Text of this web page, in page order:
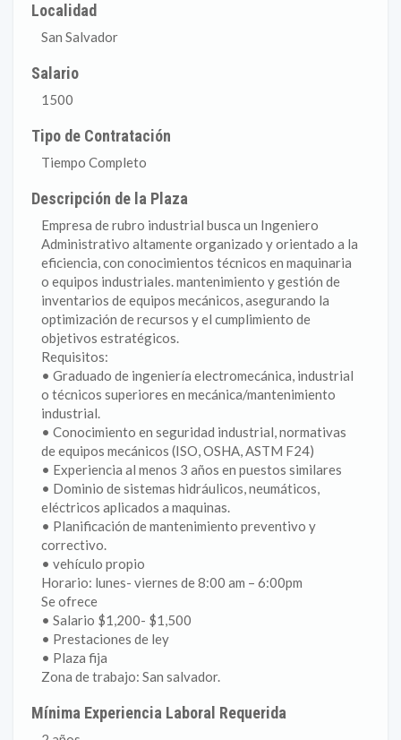
Localidad
San Salvador
Salario
1500
Tipo de Contratación
Tiempo Completo
Descripción de la Plaza
Empresa de rubro industrial busca un Ingeniero
Administrativo altamente organizado y orientado a la
eficiencia, con conocimientos técnicos en maquinaria
o equipos industriales. mantenimiento y gestión de
inventarios de equipos mecánicos, asegurando la
optimización de recursos y el cumplimiento de
objetivos estratégicos.
Requisitos:
• Graduado de ingeniería electromecánica, industrial
o técnicos superiores en mecánica/mantenimiento
industrial.
• Conocimiento en seguridad industrial, normativas
de equipos mecánicos (ISO, OSHA, ASTM F24)
• Experiencia al menos 3 años en puestos similares
• Dominio de sistemas hidráulicos, neumáticos,
eléctricos aplicados a maquinas.
• Planificación de mantenimiento preventivo y
correctivo.
• vehículo propio
Horario: lunes- viernes de 8:00 am – 6:00pm
Se ofrece
• Salario $1,200- $1,500
• Prestaciones de ley
• Plaza fija
Zona de trabajo: San salvador.
Mínima Experiencia Laboral Requerida